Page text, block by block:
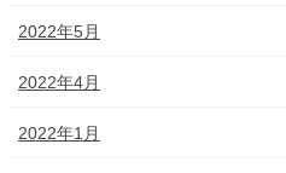
2022年5月
2022年4月
2022年1月